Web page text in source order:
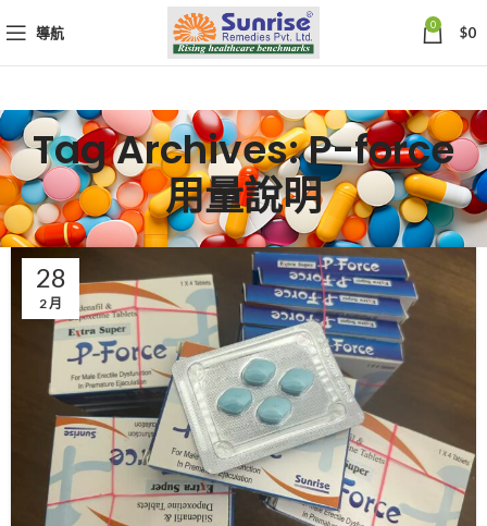
導航 0 $0
Tag Archives: P-force
用量說明
28
2 月